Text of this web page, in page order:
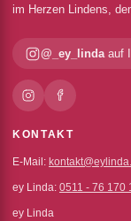
im Herzen Lindens,
@_ey_lindaauf
KONTAKT
E-Mail:
ey Linda: 0511 - 76 170
ey Linda